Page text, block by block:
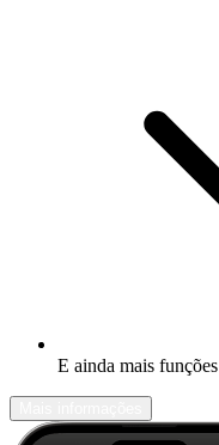
E ainda mais funções